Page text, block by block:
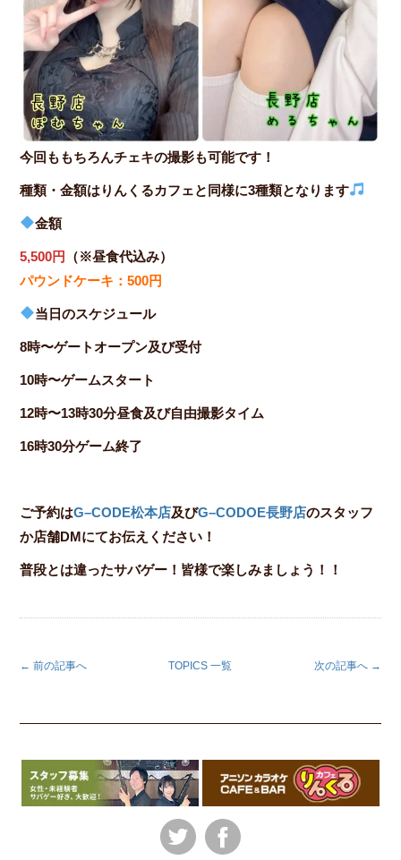
今回ももちろんチェキの撮影も可能です！
種類・金額はりんくるカフェと同様に3種類となります
金額
5,500円
（※昼食代込み）
パウンドケーキ：500円
当日のスケジュール
8時〜ゲートオープン及び受付
10時〜ゲームスタート
12時〜13時30分昼食及び自由撮影タイム
16時30分ゲーム終了
ご予約はG–CODE松本店及びG–CODOE長野店のスタッフ
か店舗DMにてお伝えください！
普段とは違ったサバゲー！皆様で楽しみましょう！！
← 前の記事へ 次の記事へ →
TOPICS 一覧